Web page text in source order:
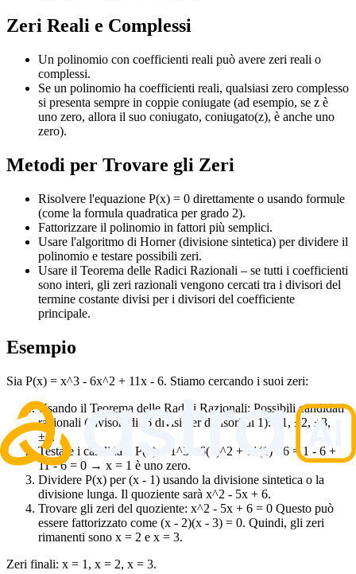
Zeri Reali e Complessi
Un polinomio con coefficienti reali può avere zeri reali o
complessi.
Se un polinomio ha coefficienti reali, qualsiasi zero complesso
si presenta sempre in coppie coniugate (ad esempio, se z è
uno zero, allora il suo coniugato, coniugato(z), è anche uno
zero).
Metodi per Trovare gli Zeri
Risolvere l'equazione P(x) = 0 direttamente o usando formule
(come la formula quadratica per grado 2).
Fattorizzare il polinomio in fattori più semplici.
Usare l'algoritmo di Horner (divisione sintetica) per dividere il
polinomio e testare possibili zeri.
Usare il Teorema delle Radici Razionali – se tutti i coefficienti
sono interi, gli zeri razionali vengono cercati tra i divisori del
termine costante divisi per i divisori del coefficiente
principale.
Esempio
Sia P(x) = x^3 - 6x^2 + 11x - 6. Stiamo cercando i suoi zeri:
Usando il Teorema delle Radici Razionali: Possibili candidati
razionali (divisori di -6 divisi per divisori di 1): ±1, ±2, ±3,
±6.
Testare i candidati: P(1) = 1^3 - 6(1)^2 + 11(1) - 6 = 1 - 6 +
11 - 6 = 0 → x = 1 è uno zero.
Dividere P(x) per (x - 1) usando la divisione sintetica o la
divisione lunga. Il quoziente sarà x^2 - 5x + 6.
Trovare gli zeri del quoziente: x^2 - 5x + 6 = 0 Questo può
essere fattorizzato come (x - 2)(x - 3) = 0. Quindi, gli zeri
rimanenti sono x = 2 e x = 3.
Zeri finali: x = 1, x = 2, x = 3.